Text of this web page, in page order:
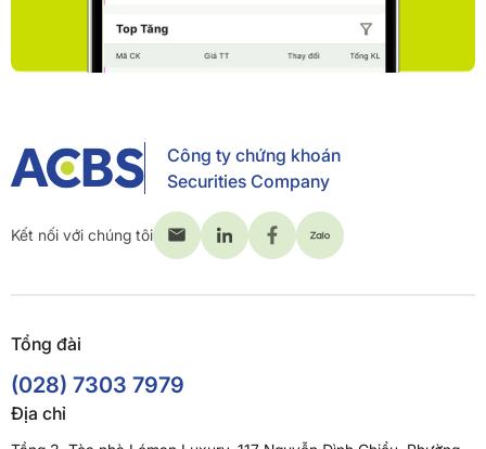
Công ty chứng khoán
Securities Company
Kết nối với chúng tôi
Tổng đài
(028) 7303 7979
Địa chỉ